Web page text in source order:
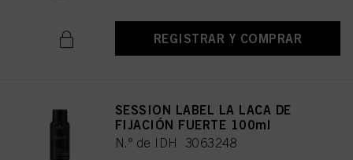
REGISTRAR Y COMPRAR
SESSION LABEL LA LACA DE
FIJACIÓN FUERTE 100ml
N.º de IDH 3063248